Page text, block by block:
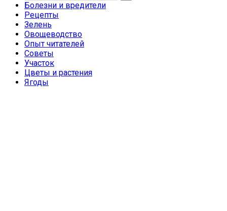
Болезни и вредители
Рецепты
Зелень
Овощеводство
Опыт читателей
Советы
Участок
Цветы и растения
Ягоды